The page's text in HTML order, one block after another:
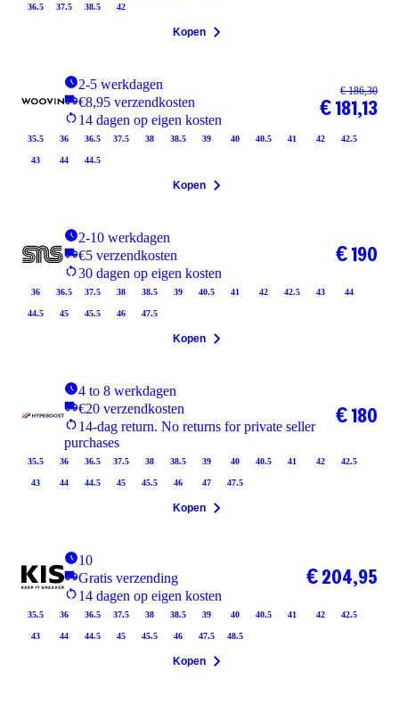
36.5 37.5 38.5 42
Kopen
2-5 werkdagen
€8,95 verzendkosten
14 dagen op eigen kosten
35.5 36 36.5 37.5 38 38.5 39 40 40.5 41 42 42.5
43 44 44.5
€ 186,30
€ 181,13
Kopen
2-10 werkdagen
€5 verzendkosten
30 dagen op eigen kosten
36 36.5 37.5 38 38.5 39 40.5 41 42 42.5 43 44
44.5 45 45.5 46 47.5
€ 190
Kopen
4 to 8 werkdagen
€20 verzendkosten
14-dag return. No returns for private seller
purchases
35.5 36 36.5 37.5 38 38.5 39 40 40.5 41 42 42.5
43 44 44.5 45 45.5 46 47 47.5
€ 180
Kopen
10
Gratis verzending
14 dagen op eigen kosten
35.5 36 36.5 37.5 38 38.5 39 40 40.5 41 42 42.5
43 44 44.5 45 45.5 46 47.5 48.5
€ 204,95
Kopen